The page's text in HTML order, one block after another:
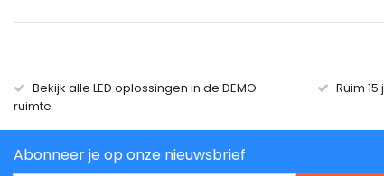
overdag wel op tegen een lichte muur. Maar omdat
Bekijk alle LED oplossingen in de DEMO-
ruimte
Ruim
Abonneer je op onze nieuwsbrief